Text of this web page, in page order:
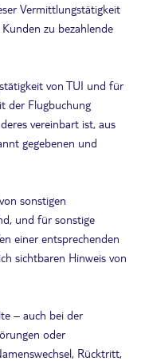
Vermittlungstätigkeit
zu bezahlende
von TUI und für
der Flugbuchung
vereinbart ist, aus
gegebenen und
sonstigen
und für sonstige
einer entsprechenden
sichtbaren Hinweis von
– auch bei der
oder
Rücktritt,